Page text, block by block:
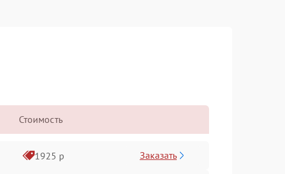
Стоимость
1925 р Заказать